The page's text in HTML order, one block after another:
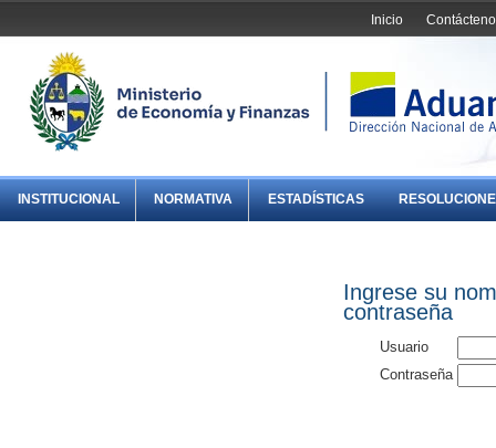
Inicio
INSTITUCIONAL NORMATIVA ESTADÍSTICAS
Ingrese su
contraseña
Usuario
Contraseña